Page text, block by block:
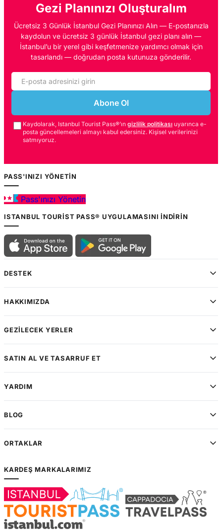
Gezi Planınızı Oluşturalım
Ücretsiz 3 Günlük İstanbul Gezi Planınızı Alın — E-postanızla
kaydolun ve ücretsiz 3 günlük İstanbul gezi planı alın —
İstanbul’u bir yerel gibi keşfetmenize yardımcı olmak için
tasarlandı — doğrudan posta kutunuza gönderilir.
Abone Ol
Kaydolarak, Istanbul Tourist Pass®’ın gizlilik politikası uyarınca e-
posta güncellemeleri almayı kabul edersiniz. Kişisel verilerinizi
satmıyoruz.
PASS'INIZI YÖNETIN
Pass'ınızı Yönetin
ISTANBUL TOURIST PASS® UYGULAMASINI İNDIRIN
DESTEK
HAKKIMIZDA
GEZILECEK YERLER
SATIN AL VE TASARRUF ET
YARDIM
BLOG
ORTAKLAR
KARDEŞ MARKALARIMIZ